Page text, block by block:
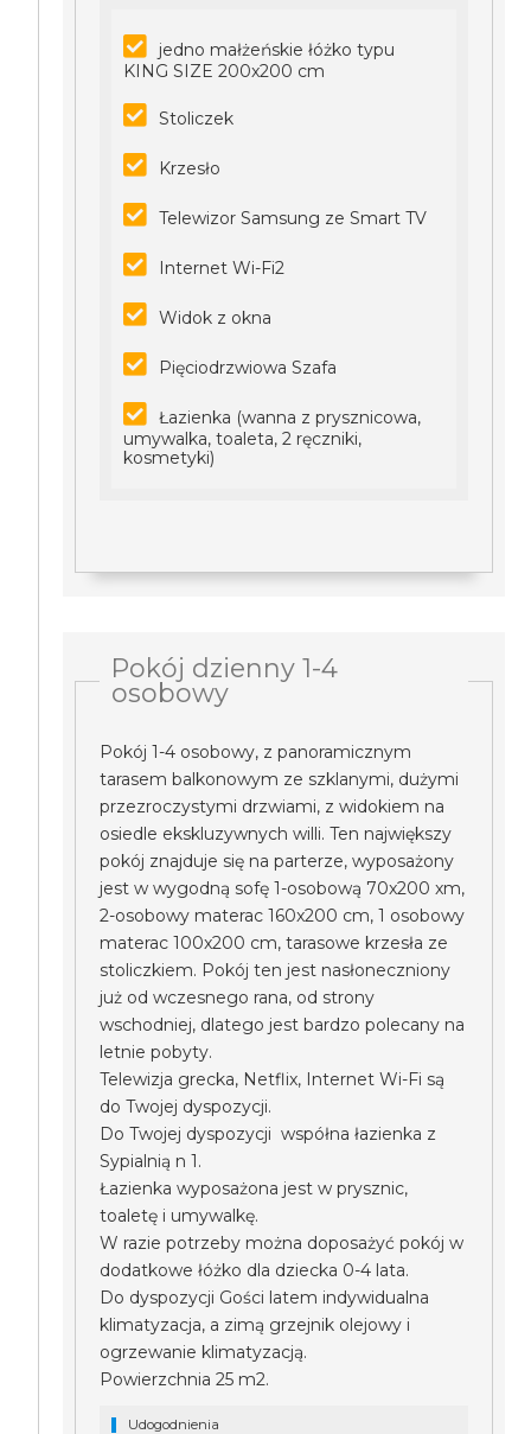
jedno małżeńskie łóżko typu
KING SIZE 200x200 cm
Stoliczek
Krzesło
Telewizor Samsung ze Smart TV
Internet Wi-Fi2
Widok z okna
Pięciodrzwiowa Szafa
Łazienka (wanna z prysznicowa,
umywalka, toaleta, 2 ręczniki,
kosmetyki)
Pokój dzienny 1-4
osobowy
Pokój 1-4 osobowy, z panoramicznym
tarasem balkonowym ze szklanymi, dużymi
przezroczystymi drzwiami, z widokiem na
osiedle ekskluzywnych willi. Ten największy
pokój znajduje się na parterze, wyposażony
jest w wygodną sofę 1-osobową 70x200 xm,
2-osobowy materac 160x200 cm, 1 osobowy
materac 100x200 cm, tarasowe krzesła ze
stoliczkiem. Pokój ten jest nasłoneczniony
już od wczesnego rana, od strony
wschodniej, dlatego jest bardzo polecany na
letnie pobyty.
Telewizja grecka, Netflix, Internet Wi-Fi są
do Twojej dyspozycji.
Do Twojej dyspozycji współna łazienka z
Sypialnią n 1.
Łazienka wyposażona jest w prysznic,
toaletę i umywalkę.
W razie potrzeby można doposażyć pokój w
dodatkowe łóżko dla dziecka 0-4 lata.
Do dyspozycji Gości latem indywidualna
klimatyzacja, a zimą grzejnik olejowy i
ogrzewanie klimatyzacją.
Powierzchnia 25 m2.
Udogodnienia